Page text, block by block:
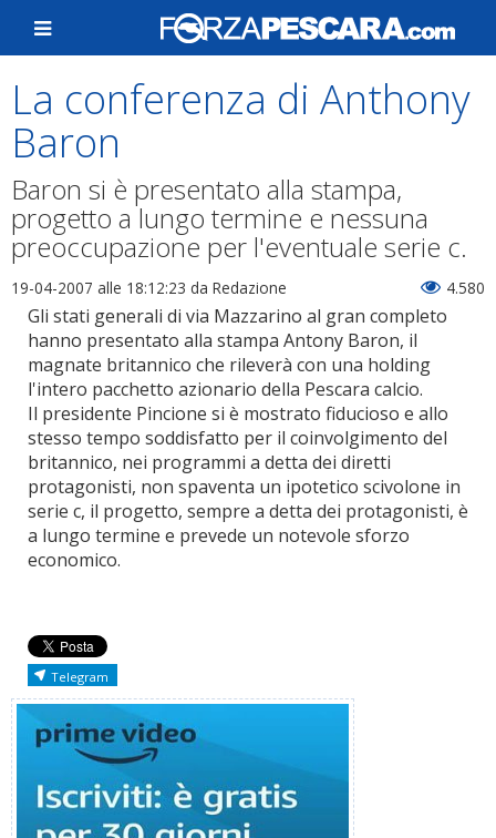
La conferenza di Anthony
Baron
Baron si è presentato alla stampa,
progetto a lungo termine e nessuna
preoccupazione per l'eventuale serie c.
19-04-2007 alle 18:12:23 da Redazione 4.580
Gli stati generali di via Mazzarino al gran completo
hanno presentato alla stampa Antony Baron, il
magnate britannico che rileverà con una holding
l'intero pacchetto azionario della Pescara calcio.
Il presidente Pincione si è mostrato fiducioso e allo
stesso tempo soddisfatto per il coinvolgimento del
britannico, nei programmi a detta dei diretti
protagonisti, non spaventa un ipotetico scivolone in
serie c, il progetto, sempre a detta dei protagonisti, è
a lungo termine e prevede un notevole sforzo
economico.
Telegram